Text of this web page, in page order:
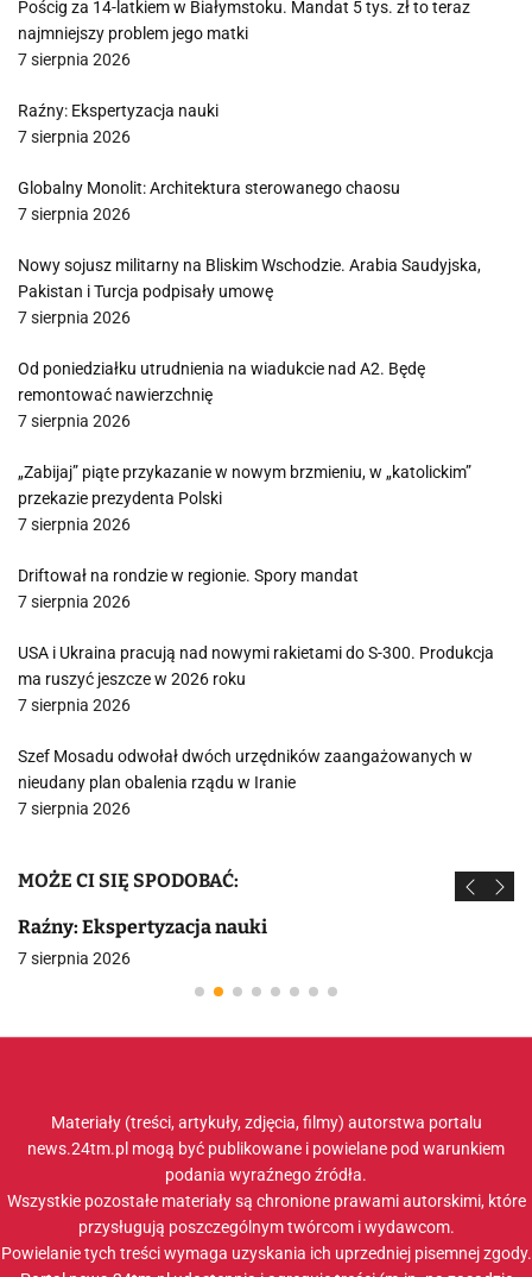
Pościg za 14-latkiem w Białymstoku. Mandat 5 tys. zł to teraz
najmniejszy problem jego matki
7 sierpnia 2026
Raźny: Ekspertyzacja nauki
7 sierpnia 2026
Globalny Monolit: Architektura sterowanego chaosu
7 sierpnia 2026
Nowy sojusz militarny na Bliskim Wschodzie. Arabia Saudyjska,
Pakistan i Turcja podpisały umowę
7 sierpnia 2026
Od poniedziałku utrudnienia na wiadukcie nad A2. Będę
remontować nawierzchnię
7 sierpnia 2026
„Zabijaj” piąte przykazanie w nowym brzmieniu, w „katolickim”
przekazie prezydenta Polski
7 sierpnia 2026
Driftował na rondzie w regionie. Spory mandat
7 sierpnia 2026
USA i Ukraina pracują nad nowymi rakietami do S-300. Produkcja
ma ruszyć jeszcze w 2026 roku
7 sierpnia 2026
Szef Mosadu odwołał dwóch urzędników zaangażowanych w
nieudany plan obalenia rządu w Iranie
7 sierpnia 2026
MOŻE CI SIĘ SPODOBAĆ:
Raźny: Ekspertyzacja nauki
7 sierpnia 2026
Materiały (treści, artykuły, zdjęcia, filmy) autorstwa portalu
news.24tm.pl mogą być publikowane i powielane pod warunkiem
podania wyraźnego źródła.
Wszystkie pozostałe materiały są chronione prawami autorskimi, które
przysługują poszczególnym twórcom i wydawcom.
Powielanie tych treści wymaga uzyskania ich uprzedniej pisemnej zgody.